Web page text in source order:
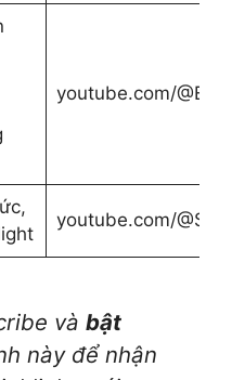
youtube.com/
youtube.com/
và bật
này để nhận